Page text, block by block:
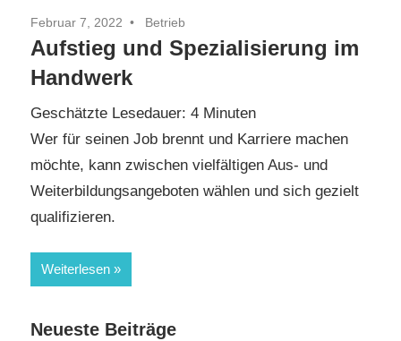
Februar 7, 2022 Betrieb
Aufstieg und Spezialisierung im
Handwerk
Geschätzte Lesedauer: 4 Minuten
Wer für seinen Job brennt und Karriere machen
möchte, kann zwischen vielfältigen Aus- und
Weiterbildungsangeboten wählen und sich gezielt
qualifizieren.
Weiterlesen
Neueste Beiträge